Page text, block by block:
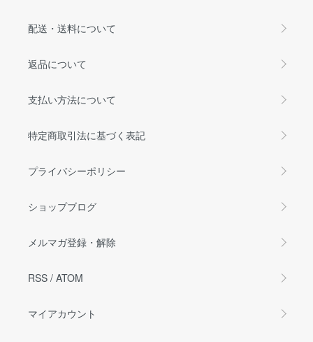
配送・送料について
返品について
支払い方法について
特定商取引法に基づく表記
プライバシーポリシー
ショップブログ
メルマガ登録・解除
RSS / ATOM
マイアカウント